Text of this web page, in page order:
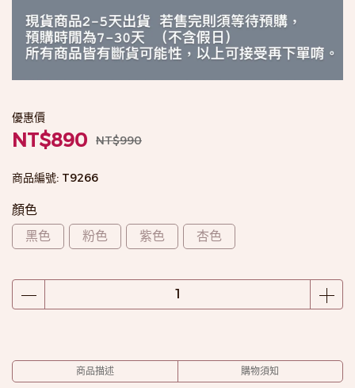
優惠價
NT$890 NT$990
商品編號: T9266
顏色
黑色
粉色 紫色 杏色
商品描述 購物須知